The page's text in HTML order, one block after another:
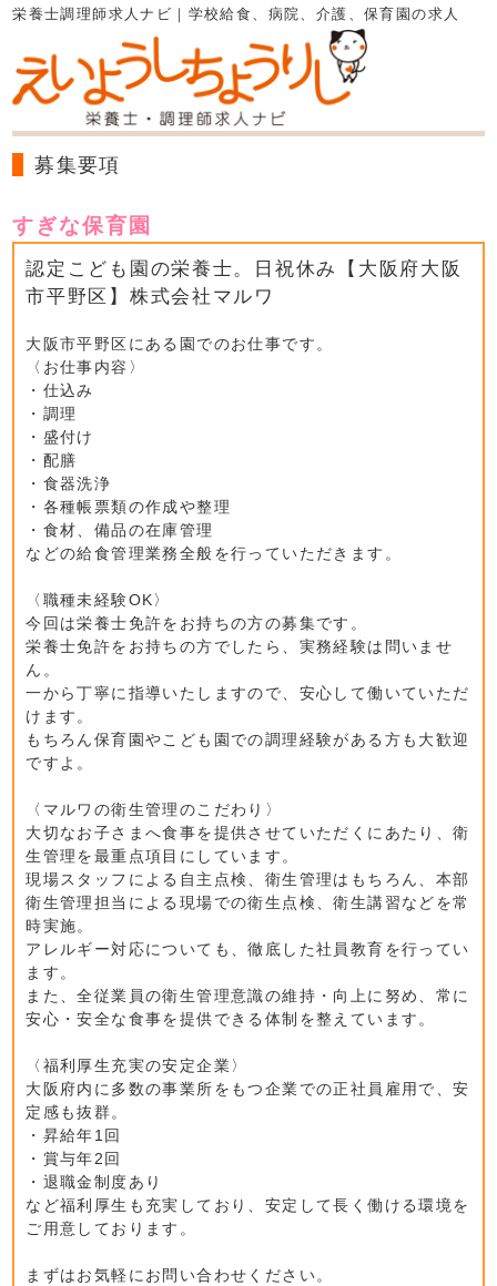
栄養士調理師求人ナビ｜学校給食、病院、介護、保育園の求人
募集要項
すぎな保育園
認定こども園の栄養士。日祝休み【大阪府大阪
市平野区】株式会社マルワ
大阪市平野区にある園でのお仕事です。
〈お仕事内容〉
・仕込み
・調理
・盛付け
・配膳
・食器洗浄
・各種帳票類の作成や整理
・食材、備品の在庫管理
などの給食管理業務全般を行っていただきます。
〈職種未経験OK〉
今回は栄養士免許をお持ちの方の募集です。
栄養士免許をお持ちの方でしたら、実務経験は問いませ
ん。
一から丁寧に指導いたしますので、安心して働いていただ
けます。
もちろん保育園やこども園での調理経験がある方も大歓迎
ですよ。
〈マルワの衛生管理のこだわり〉
大切なお子さまへ食事を提供させていただくにあたり、衛
生管理を最重点項目にしています。
現場スタッフによる自主点検、衛生管理はもちろん、本部
衛生管理担当による現場での衛生点検、衛生講習などを常
時実施。
アレルギー対応についても、徹底した社員教育を行ってい
ます。
また、全従業員の衛生管理意識の維持・向上に努め、常に
安心・安全な食事を提供できる体制を整えています。
〈福利厚生充実の安定企業〉
大阪府内に多数の事業所をもつ企業での正社員雇用で、安
定感も抜群。
・昇給年1回
・賞与年2回
・退職金制度あり
など福利厚生も充実しており、安定して長く働ける環境を
ご用意しております。
まずはお気軽にお問い合わせください。